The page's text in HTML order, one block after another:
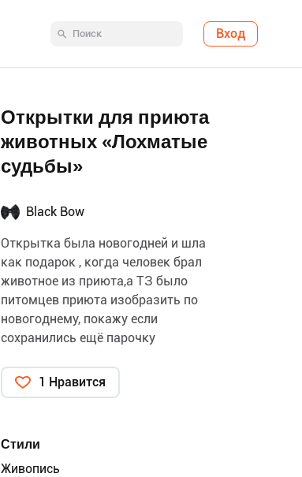
Вход
Открытки для приюта
животных «Лохматые
судьбы»
Black Bow
Открытка была новогодней и шла
как подарок , когда человек брал
животное из приюта,а ТЗ было
питомцев приюта изобразить по
новогоднему, покажу если
сохранились ещё парочку
1 Нравится
Стили
Живопись